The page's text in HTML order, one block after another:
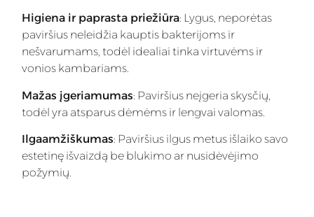
Higiena ir paprasta priežiūra: Lygus, neporėtas
paviršius neleidžia kauptis bakterijoms ir
nešvarumams, todėl idealiai tinka virtuvėms ir
vonios kambariams.
Mažas įgeriamumas: Paviršius neįgeria skysčių,
todėl yra atsparus dėmėms ir lengvai valomas.
Ilgaamžiškumas: Paviršius ilgus metus išlaiko savo
estetinę išvaizdą be blukimo ar nusidėvėjimo
požymių.